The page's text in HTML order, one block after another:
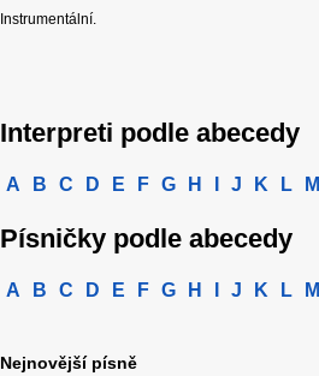
Instrumentální.
Interpreti podle abecedy
A B C D E F G H J K L M
Písničky podle abecedy
A B C D E F G H J K L M
Nejnovější písně